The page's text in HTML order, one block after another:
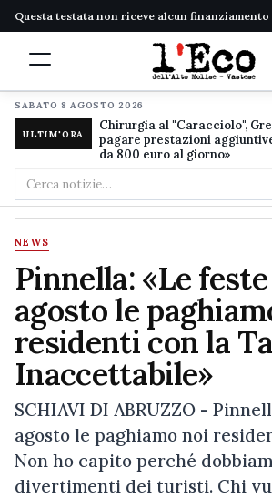
Questa testata non riceve alcun finanziamento
SABATO 8 AGOSTO 2026
ULTIM'ORA
Chirurgia al "Caracciolo",
pagare prestazioni
da 800 euro al giorno»
Cerca
nel
sito
NEWS
Pinnella: «Le
agosto le
residenti con la
Inaccettabile»
SCHIAVI DI ABRUZZO -
agosto le paghiamo noi
Non ho capito perché
divertimenti dei turisti. Chi